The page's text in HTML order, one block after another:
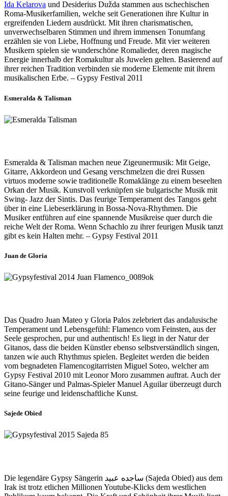
Ida Kelarova und Desiderius Dužda stammen aus tschechischen
Roma-Musikerfamilien, welche seit Generationen ihre Kultur in
ergreifenden Liedern ausdrückt. Mit ihren charismatischen,
unverwechselbaren Stimmen und ihrem immensen Tonumfang
erzählen sie von Liebe, Hoffnung und Freude. Mit vier weiteren
Musikern spielen sie wunderschöne Romalieder, deren magische
Energie innerhalb der Romakultur als Juwelen gelten. Basierend auf
ihrer reichen Tradition verbinden sie moderne Elemente mit ihrem
musikalischen Erbe. – Gypsy Festival 2011
Esmeralda & Talisman
Esmeralda & Talisman machen neue Zigeunermusik: Mit Geige,
Gitarre, Akkordeon und Gesang verschmelzen die drei Russen
virtuos moderne sowie traditionelle Romaklänge zu einem beseelten
Orkan der Musik. Kunstvoll verknüpfen sie bulgarische Musik mit
Swing- Jazz der Sintis. Das feurige Temperament des Tangos geht
über in eine Liebeserklärung in Bossa-Nova-Rhythmen. Die
Musiker entführen auf eine spannende Musikreise quer durch die
reiche Welt der Roma. Wenn Schachlo zu ihrer feurigen Musik tanzt
gibt es kein Halten mehr. – Gypsy Festival 2011
Juan de Gloria
Das Quadro Juan Mateo y Gloria Palos zelebriert das andalusische
Temperament und Lebensgefühl: Flamenco vom Feinsten, aus der
Seele gesprochen, pur und authentisch! Es liegt in der Natur der
Gitanos, dass die beiden Künstler ebenso selbstverständlich singen,
tanzen wie auch Rhythmus spielen. Begleitet werden die beiden
vom begnadeten Flamencogitarristen Miguel Soteo, welcher am
Gypsy Festival 2010 mit Leonor Moro zusammen auftrat. Auch der
Gitano-Sänger und Palmas-Spieler Manuel Aguilar überzeugt durch
seine feurige und leidenschaftliche Kunst.
Sajede Obied
Die legendäre Gypsy Sängerin ساجده عبيد (Sajeda Obied) aus dem
Irak ist trotz etlichen Millionen Youtube-Klicks dem westlichen